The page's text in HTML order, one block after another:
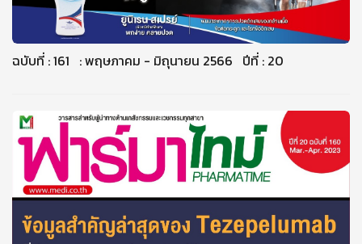
ฉบับที่ : 161 : พฤษภาคม - มิถุนายน 2566 ปีที่ : 20